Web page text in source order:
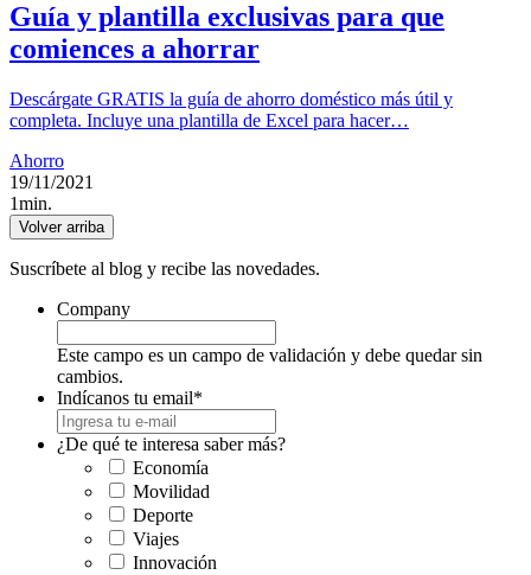
Guía y plantilla exclusivas para que
comiences a ahorrar
Descárgate GRATIS la guía de ahorro doméstico más útil y
completa. Incluye una plantilla de Excel para hacer…
Ahorro
19/11/2021
1min.
Volver arriba
Suscríbete al blog y recibe las novedades.
Company
Este campo es un campo de validación y debe quedar sin
cambios.
Indícanos tu email*
¿De qué te interesa saber más?
Economía
Movilidad
Deporte
Viajes
Innovación